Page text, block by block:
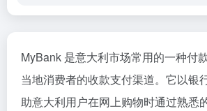
MyBank 是意大利市场常用的一种付
当地消费者的收款支付渠道。它以银
助意大利用户在网上购物时通过熟悉